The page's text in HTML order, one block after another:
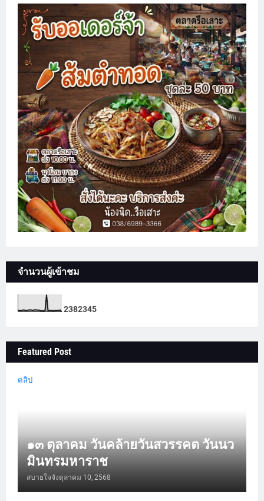
จำนวนผู้เข้าชม
2382345
Featured Post
คลิป
๑๓ ตุลาคม วันคล้ายวันสวรรคต วันนว
มินทรมหาราช
สบายใจจังตุลาคม 10, 2568